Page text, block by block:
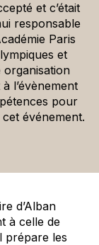
et c’était
responsable
Paris
et
organisation
l’évènement
pour
événement.
d’Alban
à celle de
prépare les